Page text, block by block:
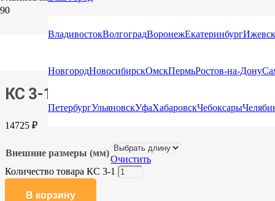
ВладивостокВолгоградВоронежЕкатеринбургИжевск
НовгородНовосибирскОмскПермьРостов-на-Дону
ПетербургУльяновскУфаХабаровскЧебоксары
платформой
/ КС 3-1
КС 3-1
14725 ₽
Внешние размеры (мм)
Очистить
Количество товара КС 3-1
В корзину